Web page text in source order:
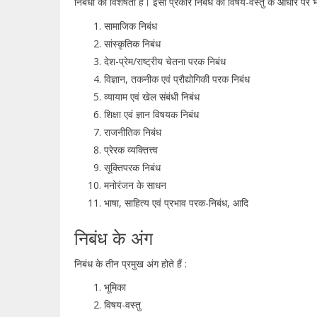
सामाजिक निबंध
सांस्कृतिक निबंध
देश-प्रेम/राष्ट्रीय चेतना परक निबंध
विज्ञान, तकनीक एवं प्रौद्योगिकी परक निबंध
व्यायाम एवं खेल संबंधी निबंध
शिक्षा एवं ज्ञान विषयक निबंध
राजनीतिक निबंध
प्रेरक व्यक्तित्त्व
सूक्तिपरक निबंध
मनोरंजन के साधन
भाषा, साहित्य एवं प्रभाव परक-निबंध, आदि
निबंध के अंग
निबंध के तीन प्रमुख अंग होते हैं :
भूमिका
विषय-वस्तु